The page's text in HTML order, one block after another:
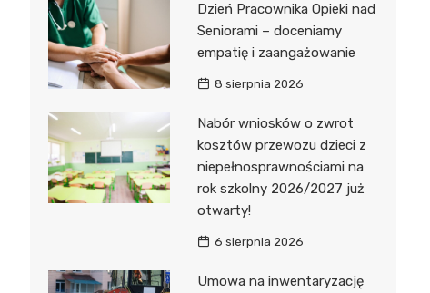
Dzień Pracownika Opieki nad
Seniorami – doceniamy
empatię i zaangażowanie
8 sierpnia 2026
Nabór wniosków o zwrot
kosztów przewozu dzieci z
niepełnosprawnościami na
rok szkolny 2026/2027 już
otwarty!
6 sierpnia 2026
Umowa na inwentaryzację